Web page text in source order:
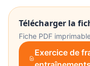
Télécharger la
Fiche PDF
Exercice de